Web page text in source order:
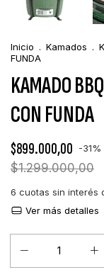
Inicio . Kamados .
FUNDA
KAMADO
CON FUNDA
$899.000,00 -31%
$1.299.000,00
6 cuotas sin interés
Ver más detalles